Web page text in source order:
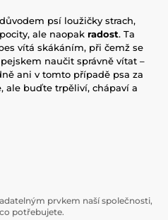
psí loužičky strach,
ale naopak radost. Ta
vítá skákáním, při čemž se
naučit správně vítat –
ani v tomto případě psa za
ale buďte trpěliví, chápaví a
prvkem naší společnosti,
potřebujete.